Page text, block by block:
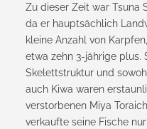
Zu dieser Zeit war Tsuna
da er hauptsächlich
kleine Anzahl von
etwa zehn 3-jährige plus.
Skelettstruktur und
auch Kiwa waren
verstorbenen Miya
verkaufte seine Fische